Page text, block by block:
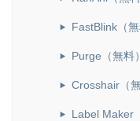
FastBlink（無
Purge（無料）
Crosshair（無
Label Maker